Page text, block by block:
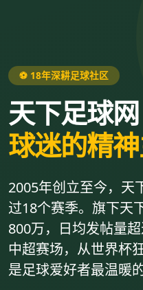
⚽ 18年深耕足球社区
天下足球网
球迷的精
2005年创立至今，天
过18个赛季。旗下天
800万，日均发帖量
中超赛场，从世界杯
是足球爱好者最温暖